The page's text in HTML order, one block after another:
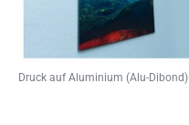
Druck auf Aluminium (Alu-Dibond)